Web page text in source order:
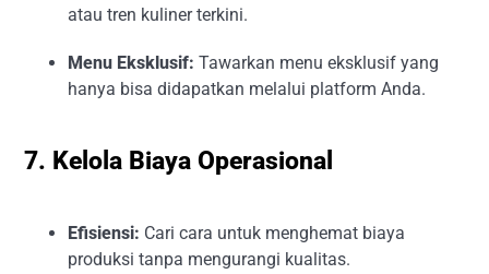
atau tren kuliner terkini.
Menu Eksklusif: Tawarkan menu eksklusif yang
hanya bisa didapatkan melalui platform Anda.
7. Kelola Biaya Operasional
Efisiensi: Cari cara untuk menghemat biaya
produksi tanpa mengurangi kualitas.